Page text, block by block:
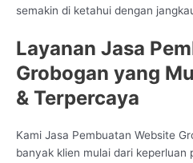
semakin di ketahui dengan
Layanan Jasa
Grobogan yang
& Terpercaya
Kami Jasa Pembuatan Website
banyak klien mulai dari keperluan
Online